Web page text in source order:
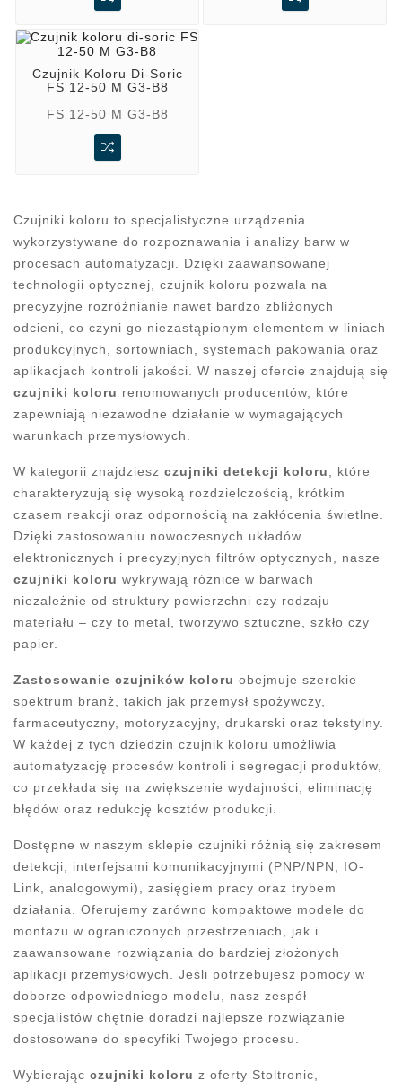
Czujnik Koloru Di-Soric
FS 12-50 M G3-B8
FS 12-50 M G3-B8
Czujniki koloru to specjalistyczne urządzenia
wykorzystywane do rozpoznawania i analizy barw w
procesach automatyzacji. Dzięki zaawansowanej
technologii optycznej, czujnik koloru pozwala na
precyzyjne rozróżnianie nawet bardzo zbliżonych
odcieni, co czyni go niezastąpionym elementem w liniach
produkcyjnych, sortowniach, systemach pakowania oraz
aplikacjach kontroli jakości. W naszej ofercie znajdują się
czujniki koloru renomowanych producentów, które
zapewniają niezawodne działanie w wymagających
warunkach przemysłowych.
W kategorii znajdziesz czujniki detekcji koloru, które
charakteryzują się wysoką rozdzielczością, krótkim
czasem reakcji oraz odpornością na zakłócenia świetlne.
Dzięki zastosowaniu nowoczesnych układów
elektronicznych i precyzyjnych filtrów optycznych, nasze
czujniki koloru wykrywają różnice w barwach
niezależnie od struktury powierzchni czy rodzaju
materiału – czy to metal, tworzywo sztuczne, szkło czy
papier.
Zastosowanie czujników koloru obejmuje szerokie
spektrum branż, takich jak przemysł spożywczy,
farmaceutyczny, motoryzacyjny, drukarski oraz tekstylny.
W każdej z tych dziedzin czujnik koloru umożliwia
automatyzację procesów kontroli i segregacji produktów,
co przekłada się na zwiększenie wydajności, eliminację
błędów oraz redukcję kosztów produkcji.
Dostępne w naszym sklepie czujniki różnią się zakresem
detekcji, interfejsami komunikacyjnymi (PNP/NPN, IO-
Link, analogowymi), zasięgiem pracy oraz trybem
działania. Oferujemy zarówno kompaktowe modele do
montażu w ograniczonych przestrzeniach, jak i
zaawansowane rozwiązania do bardziej złożonych
aplikacji przemysłowych. Jeśli potrzebujesz pomocy w
doborze odpowiedniego modelu, nasz zespół
specjalistów chętnie doradzi najlepsze rozwiązanie
dostosowane do specyfiki Twojego procesu.
Wybierając czujniki koloru z oferty Stoltronic,